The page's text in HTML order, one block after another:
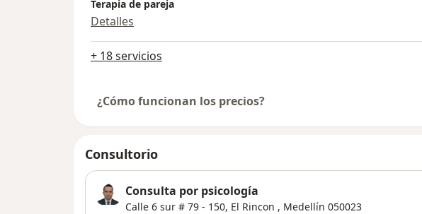
Terapia de pareja
Detalles
+ 18 servicios
¿Cómo funcionan los precios?
Consultorio
Consulta por psicología
Calle 6 sur # 79 - 150, El Rincon , Medellín 050023